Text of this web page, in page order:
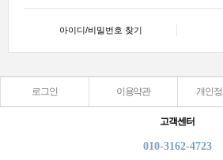
아이디/비밀번호 찾기
로그인 이용약관 개인
고객센터
010-3162-4723